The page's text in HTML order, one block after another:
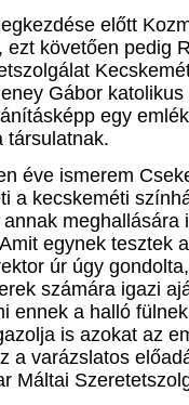
előtt
ezt követően pedig
Gábor
egy
társulatnak.
éve ismerem
a kecskeméti
egynek tesztek
úr úgy
számára igazi
ennek a halló
is azokat az
a varázslatos
Máltai